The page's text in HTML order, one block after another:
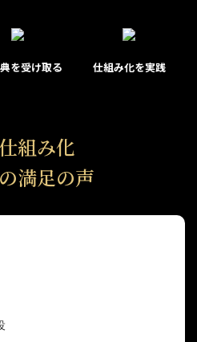
を受け取る 仕組み化を実践
組み化
満足の声